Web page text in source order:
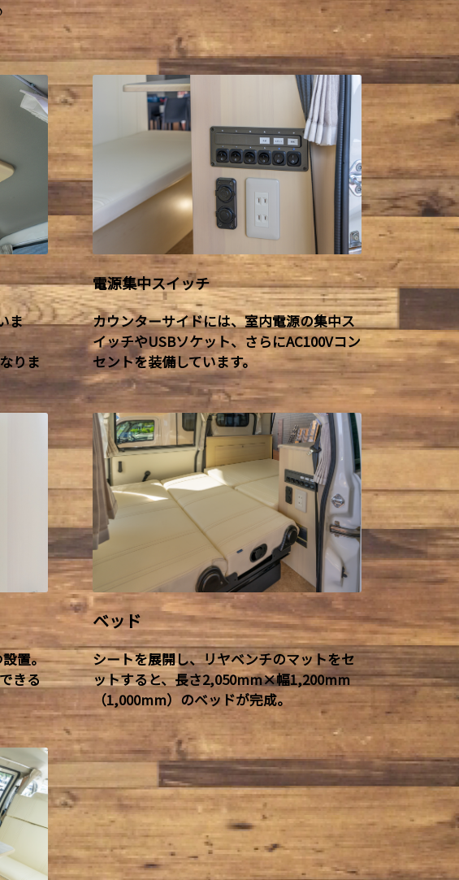
ま
りま
電源集中スイッチ
カウンターサイドには、室内電源の集中ス
イッチやUSBソケット、さらにAC100Vコン
セントを装備しています。
置。
きる
ベッド
シートを展開し、リヤベンチのマットをセ
ットすると、長さ2,050mm×幅1,200mm
（1,000mm）のベッドが完成。